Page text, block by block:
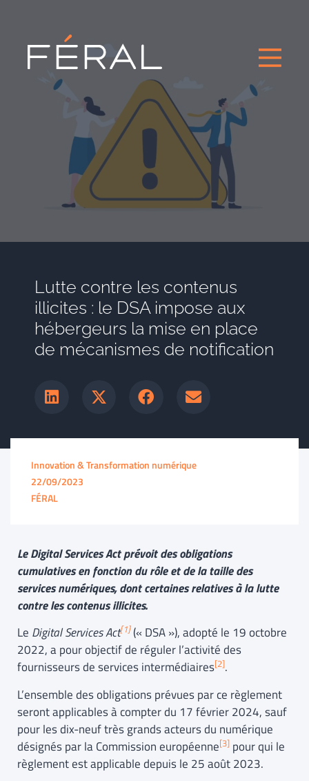
Lutte contre les contenus
illicites : le DSA impose aux
hébergeurs la mise en place
de mécanismes de notification
Innovation & Transformation numérique
22/09/2023
FÉRAL
Le Digital Services Act prévoit des obligations
cumulatives en fonction du rôle et de la taille des
services numériques, dont certaines relatives à la lutte
contre les contenus illicites.
Le Digital Services Act[1] (« DSA »), adopté le 19 octobre
2022, a pour objectif de réguler l’activité des
fournisseurs de services intermédiaires[2].
L’ensemble des obligations prévues par ce règlement
seront applicables à compter du 17 février 2024, sauf
pour les dix-neuf très grands acteurs du numérique
désignés par la Commission européenne[3] pour qui le
règlement est applicable depuis le 25 août 2023.